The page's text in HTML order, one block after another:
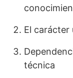
El carácter
técnica